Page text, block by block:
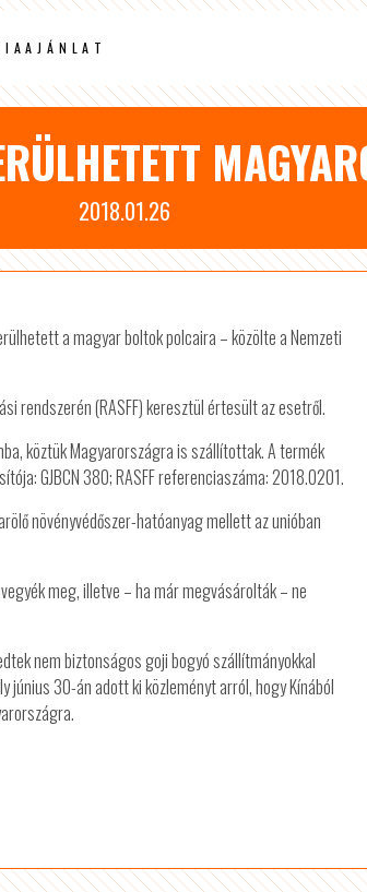
2018.01.26
a magyar boltok polcaira – közölte a Nemzeti
rendszerén (RASFF) keresztül értesült az esetről.
köztük Magyarországra is szállítottak. A termék
GJBCN 380; RASFF referenciaszáma: 2018.0201.
növényvédőszer-hatóanyag mellett az unióban
meg, illetve – ha már megvásárolták – ne
nem biztonságos goji bogyó szállítmányokkal
június 30-án adott ki közleményt arról, hogy Kínából